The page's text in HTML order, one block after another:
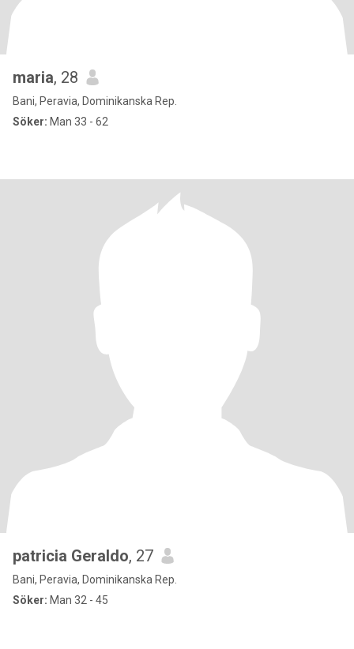
maria, 28
Bani, Peravia, Dominikanska Rep.
Söker: Man 33 - 62
patricia Geraldo, 27
Bani, Peravia, Dominikanska Rep.
Söker: Man 32 - 45